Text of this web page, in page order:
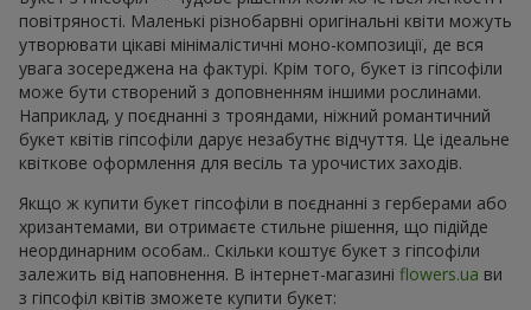
повітряності. Маленькі різнобарвні оригінальні квіти можуть
утворювати цікаві мінімалістичні моно-композиції, де вся
увага зосереджена на фактурі. Крім того, букет із гіпсофіли
може бути створений з доповненням іншими рослинами.
Наприклад, у поєднанні з трояндами, ніжний романтичний
букет квітів гіпсофіли дарує незабутнє відчуття. Це ідеальне
квіткове оформлення для весіль та урочистих заходів.
Якщо ж купити букет гіпсофіли в поєднанні з герберами або
хризантемами, ви отримаєте стильне рішення, що підійде
неординарним особам.. Скільки коштує букет з гіпсофіли
залежить від наповнення. В інтернет-магазині flowers.ua ви
з гіпсофіл квітів зможете купити букет: